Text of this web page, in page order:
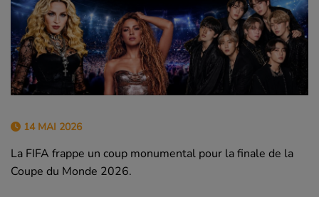
14 MAI 2026
La FIFA frappe un coup monumental pour la finale de la
Coupe du Monde 2026.